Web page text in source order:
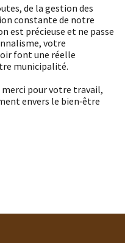
de la gestion des
constante de notre
est précieuse et ne passe
votre
font une réelle
municipalité.
pour votre travail,
envers le bien‑être